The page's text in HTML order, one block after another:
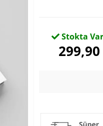
Stokta Var